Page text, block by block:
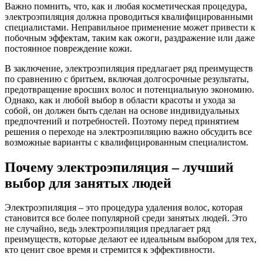
Важно помнить, что, как и любая косметическая процедура,
электроэпиляция должна проводиться квалифицированными
специалистами. Неправильное применение может привести к
побочным эффектам, таким как ожоги, раздражение или даже
постоянное повреждение кожи.
В заключение, электроэпиляция предлагает ряд преимуществ
по сравнению с бритьем, включая долгосрочные результаты,
предотвращение вросших волос и потенциальную экономию.
Однако, как и любой выбор в области красоты и ухода за
собой, он должен быть сделан на основе индивидуальных
предпочтений и потребностей. Поэтому перед принятием
решения о переходе на электроэпиляцию важно обсудить все
возможные варианты с квалифицированным специалистом.
Почему электроэпиляция – лучший
выбор для занятых людей
Электроэпиляция – это процедура удаления волос, которая
становится все более популярной среди занятых людей. Это
не случайно, ведь электроэпиляция предлагает ряд
преимуществ, которые делают ее идеальным выбором для тех,
кто ценит свое время и стремится к эффективности.